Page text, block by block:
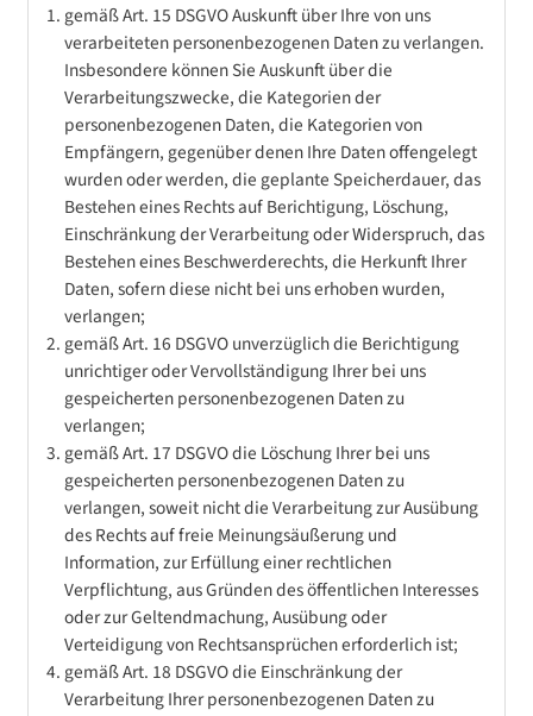
gemäß Art. 15 DSGVO Auskunft über Ihre von uns
verarbeiteten personenbezogenen Daten zu verlangen.
Insbesondere können Sie Auskunft über die
Verarbeitungszwecke, die Kategorien der
personenbezogenen Daten, die Kategorien von
Empfängern, gegenüber denen Ihre Daten offengelegt
wurden oder werden, die geplante Speicherdauer, das
Bestehen eines Rechts auf Berichtigung, Löschung,
Einschränkung der Verarbeitung oder Widerspruch, das
Bestehen eines Beschwerderechts, die Herkunft Ihrer
Daten, sofern diese nicht bei uns erhoben wurden,
verlangen;
gemäß Art. 16 DSGVO unverzüglich die Berichtigung
unrichtiger oder Vervollständigung Ihrer bei uns
gespeicherten personenbezogenen Daten zu
verlangen;
gemäß Art. 17 DSGVO die Löschung Ihrer bei uns
gespeicherten personenbezogenen Daten zu
verlangen, soweit nicht die Verarbeitung zur Ausübung
des Rechts auf freie Meinungsäußerung und
Information, zur Erfüllung einer rechtlichen
Verpflichtung, aus Gründen des öffentlichen Interesses
oder zur Geltendmachung, Ausübung oder
Verteidigung von Rechtsansprüchen erforderlich ist;
gemäß Art. 18 DSGVO die Einschränkung der
Verarbeitung Ihrer personenbezogenen Daten zu